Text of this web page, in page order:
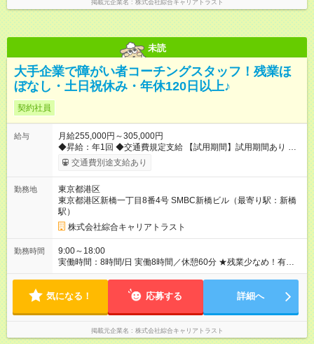
掲載元企業名 株式会社綜合キャリアトラスト
未読
大手企業で障がい者コーチングスタッフ！残業ほ
ぼなし・土日祝休み・年休120日以上♪
契約社員
給与
月給255,000円～305,000円
◆昇給：年1回 ◆交通費規定支給 【試用期間】試用期間あり 試用
期間の長さ：3ヶ月 雇用形態、給与は本採用時と同じです。
交通費別途支給あり
勤務地
東京都港区
東京都港区新橋一丁目8番4号 SMBC新橋ビル（最寄り駅：新橋
駅）
株式会社綜合キャリアトラスト
勤務時間
9:00～18:00
実働時間：8時間/日 実働8時間／休憩60分 ★残業少なめ！有給
も基本取りやすいので、プライベートも充実♪
気になる！ 応募する 詳細へ
掲載元企業名 株式会社綜合キャリアトラスト